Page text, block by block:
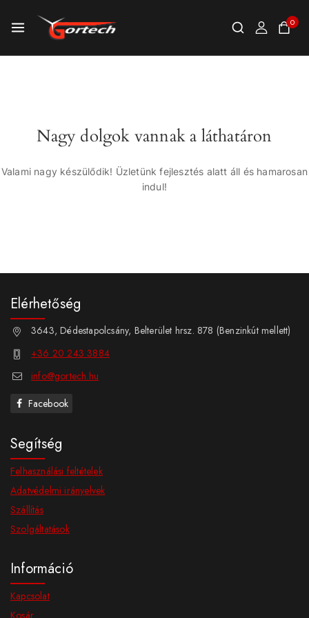
0
Nagy dolgok vannak a láthatáron
Valami nagy készülődik! Üzletünk fejlesztés alatt áll és hamarosan
indul!
Elérhetőség
3643, Dédestapolcsány, Belterület hrsz. 878 (Benzinkút mellett)
+36 20 243 3884
info@gortech.hu
Facebook
Segítség
Felhasználási feltételek
Adatvédelmi irányelvek
Szállítás
Szolgáltatások
Információ
Kapcsolat